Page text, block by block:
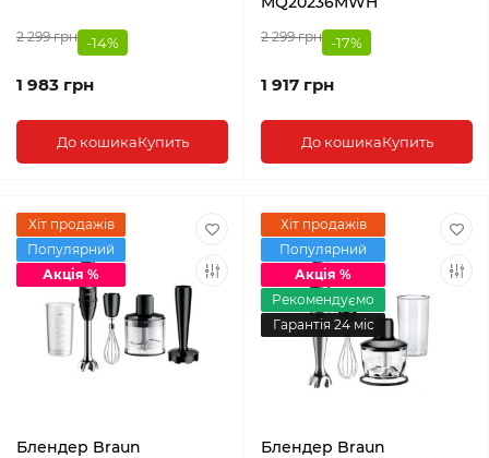
2 299 грн -14%
1 983 грн
До кошикаКупить
2 299 грн -17%
1 917 грн
До кошикаКупить
Хіт продажів
Популярний
Акція %
Блендер Braun
Хіт продажів
Популярний
Акція %
Рекомендуємо
Гарантія 24 міс
Блендер Braun